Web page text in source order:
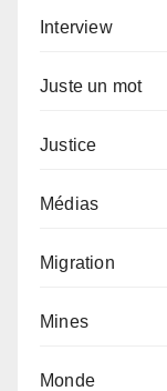
Interview
Juste un mot
Justice
Médias
Migration
Mines
Monde